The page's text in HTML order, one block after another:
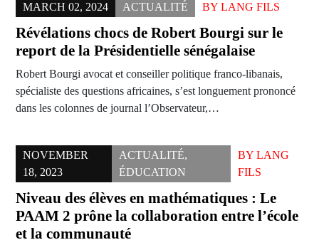
MARCH 02, 2024 ACTUALITÉ BY LANG FILS
Révélations chocs de Robert Bourgi sur le
report de la Présidentielle sénégalaise
Robert Bourgi avocat et conseiller politique franco-libanais,
spécialiste des questions africaines, s’est longuement prononcé
dans les colonnes de journal l’Observateur,…
NOVEMBER
18, 2023
ACTUALITÉ,
ÉDUCATION
BY LANG
FILS
Niveau des élèves en mathématiques : Le
PAAM 2 prône la collaboration entre l’école
et la communauté